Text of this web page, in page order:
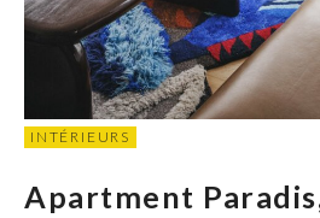
INTÉRIEURS
Apartment